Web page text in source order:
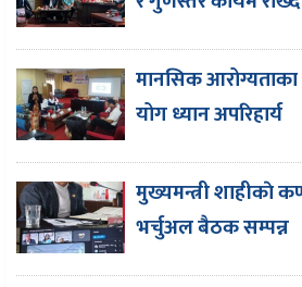
मानसिक आरोग्यताका
योग ध्यान अपरिहार्य
मुख्यमन्त्री शाहीकाे
भर्चुअल बैठक सम्पन्न